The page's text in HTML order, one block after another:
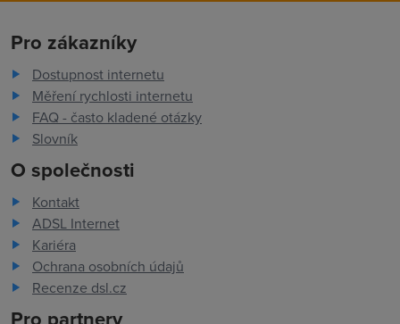
Pro zákazníky
Dostupnost internetu
Měření rychlosti internetu
FAQ - často kladené otázky
Slovník
O společnosti
Kontakt
ADSL Internet
Kariéra
Ochrana osobních údajů
Recenze dsl.cz